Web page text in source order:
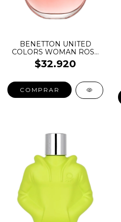
BENETTON UNITED
COLORS WOMAN ROSE
INTENSO EDP
$32.920
COMPRAR